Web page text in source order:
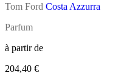
Tom Ford Costa Azzurra
Parfum
à partir de
204,40 €